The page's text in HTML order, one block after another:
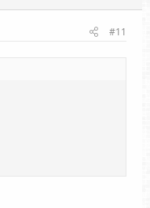
#11